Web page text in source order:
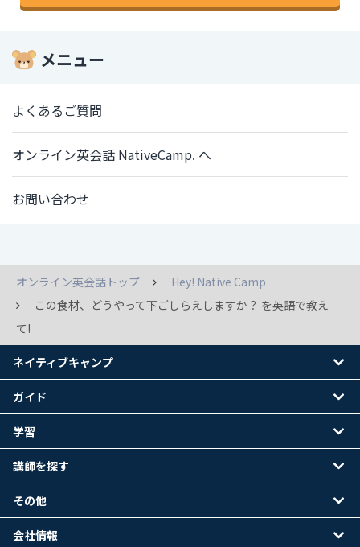
メニュー
よくあるご質問
オンライン英会話 NativeCamp. へ
お問い合わせ
オンライン英会話トップ
Hey! Native Camp
この食材、どうやって下ごしらえしますか？ を英語で教え
て!
ネイティブキャンプ
ガイド
学習
講師を探す
その他
会社情報